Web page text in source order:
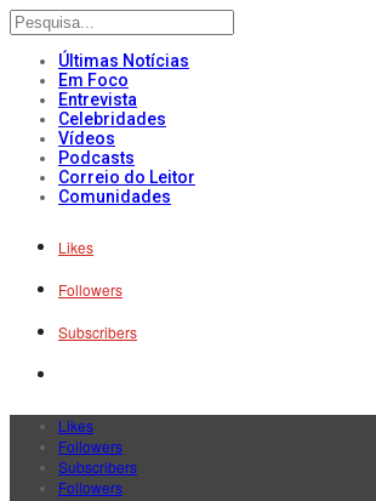
Últimas Notícias
Em Foco
Entrevista
Celebridades
Vídeos
Podcasts
Correio do Leitor
Comunidades
Likes
Followers
Subscribers
Likes
Followers
Subscribers
Followers